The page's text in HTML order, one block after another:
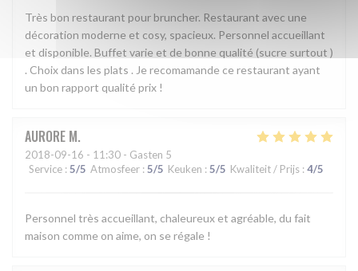
Très bon restaurant pour bruncher. Restaurant avec une
décoration moderne et cosy, spacieux. Personnel accueillant
et disponible. Buffet varie et de bonne qualité (sucre surtout )
. Choix dans les plats . Je recomamande ce restaurant ayant
un bon rapport qualité prix !
AURORE M
2018-09-16 - 11:30 - Gasten 5
Service : 5/5 Atmosfeer : 5/5 Keuken : 5/5 Kwaliteit / Prijs : 4/5
Personnel très accueillant, chaleureux et agréable, du fait
maison comme on aime, on se régale !